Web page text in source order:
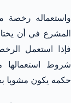
واستعماله رخصة
المشرع في أن
فإذا استعمل
شروط استعمالها
حكمه يكون مشوبا